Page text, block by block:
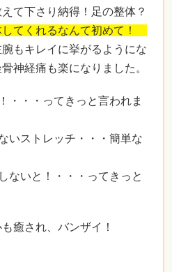
て下さり納得！足の整体？
してくれるなんて初めて！
もキレイに挙がるようにな
神経痛も楽になりました。
・・・ってきっと言われま
いストレッチ・・・簡単な
ないと！・・・ってきっと
癒され、バンザイ！